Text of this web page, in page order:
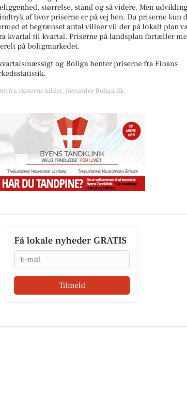
størrelse, stand og så videre. Men
af hvor priserne er på vej hen. Da priserne kun
et begrænset antal villaer vil der på lokalt plan
kvartal til kvartal. Priserne på landsplan fortæller
på boligmarkedet.
og Boliga henter priserne fra Finans
fra eksterne kilder, herunder Boliga.dk.
Få lokale nyheder GRATIS
Email
Tilmeld
Restaurant Mellow
til restaurant lige udenfor
Åbn opslaget